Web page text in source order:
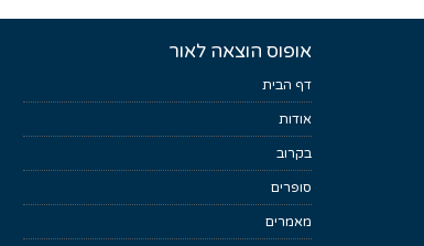
אופוס הוצאה לאור
דף הבית
אודות
בקרוב
סופרים
מאמרים